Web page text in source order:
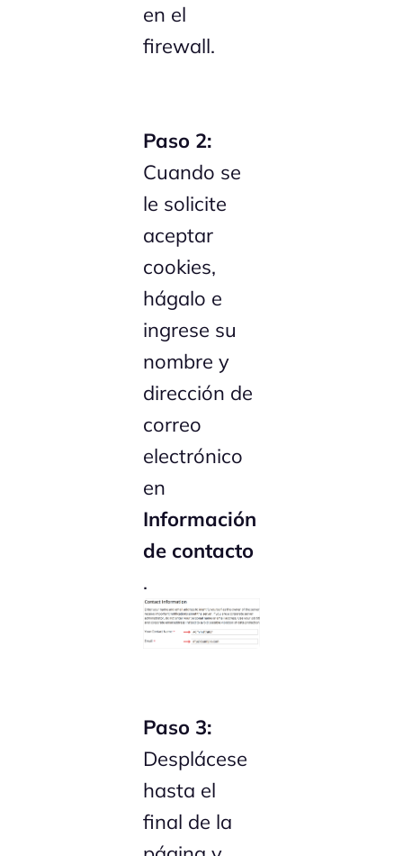
en el
firewall.
Paso 2:
Cuando se
le solicite
aceptar
cookies,
hágalo e
ingrese su
nombre y
dirección de
correo
electrónico
en
Información
de contacto
.
Paso 3:
Desplácese
hasta el
final de la